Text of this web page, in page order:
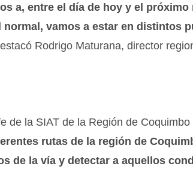
a, entre el día de hoy y el próximo
vamos a estar en distintos
Rodrigo Maturana, director
de la SIAT de la Región de
rutas de la región de
de la vía y detectar a aquellos